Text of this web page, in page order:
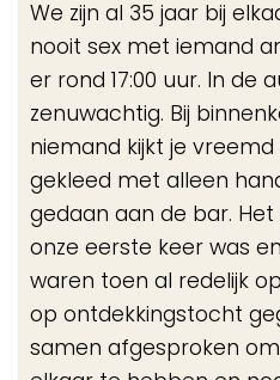
We zijn al 35 jaar bij
nooit sex met iemand
er rond 17:00 uur. In de
zenuwachtig. Bij
niemand kijkt je
gekleed met alleen
gedaan aan de bar.
onze eerste keer was
waren toen al redelijk
op ontdekkingstocht
samen afgesproken